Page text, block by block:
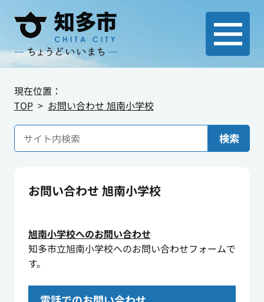
現在位置：
TOP
お問い合わせ 旭南小学校
検索
お問い合わせ 旭南小学校
旭南小学校へのお問い合わせ
知多市立旭南小学校へのお問い合わせフォームで
す。